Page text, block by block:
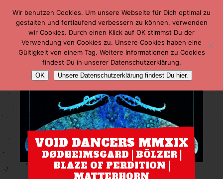
VOID DANCERS MMXIX
DØDHEIMSGARD | BÖLZER |
BLAZE OF PERDITION |
MATTERHORN
Wir benutzen Cookies. Um unsere Webseite für Dich optimal zu
gestalten und fortlaufend verbessern zu können, verwenden
wir Cookies. Durch einen Klick auf OK stimmst Du der
Verwendung von Cookies zu. Unsere Cookies haben eine
Gültigkeit von einem Tag. Weitere Informationen zu Cookies
findest Du in unserer Datenschutzerklärung.
OK Unsere Datenschutzerklärung findest Du hier.